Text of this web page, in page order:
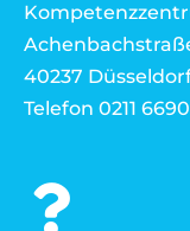
40237
Telefon 0211